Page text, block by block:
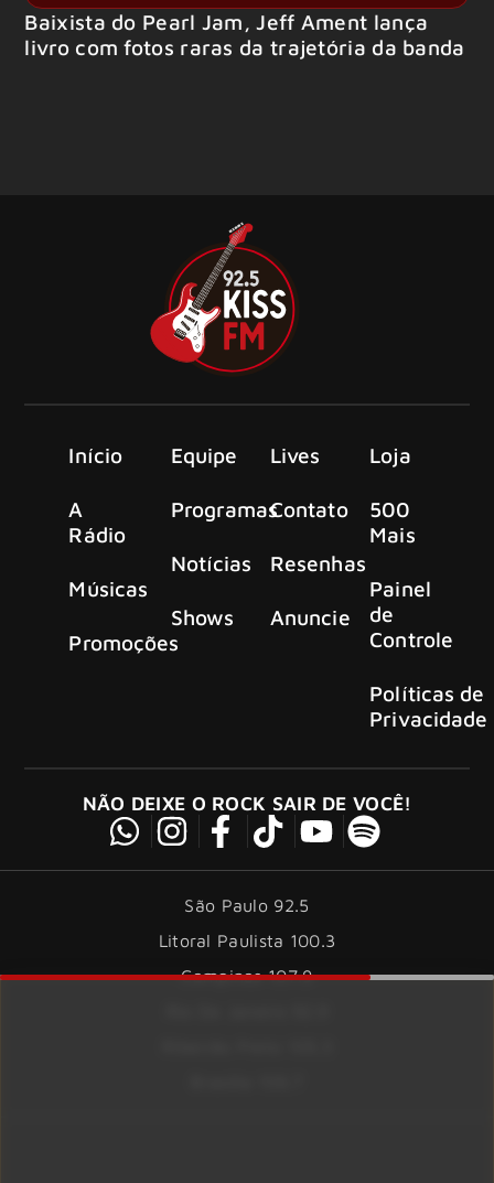
Baixista do Pearl Jam, Jeff Ament lança
livro com fotos raras da trajetória da banda
Início
A
Rádio
Músicas
Promoções
Equipe
Programas
Notícias
Shows
Lives
Contato
Resenhas
Anuncie
Loja
500
Mais
Painel
de
Controle
Políticas de
Privacidade
NÃO DEIXE O ROCK SAIR DE VOCÊ!
São Paulo 92.5
Litoral Paulista 100.3
Campinas 107.9